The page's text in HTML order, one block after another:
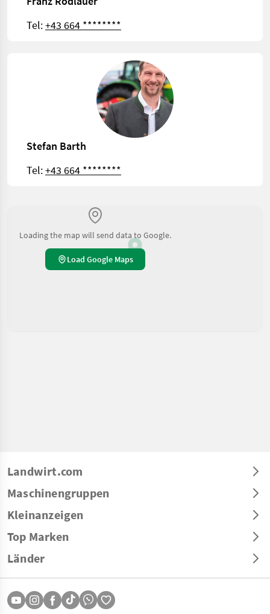
Tel:+43 664 ********
Stefan Barth
Tel:+43 664 ********
Loading the map will send data to Google.
Load Google Maps
Landwirt.com
Maschinengruppen
Kleinanzeigen
Top Marken
Länder